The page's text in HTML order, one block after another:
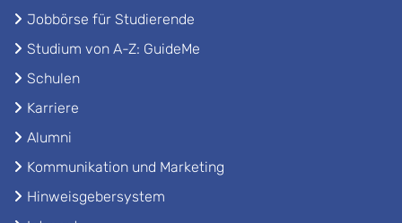
Jobbörse für Studierende
Studium von A-Z: GuideMe
Schulen
Karriere
Alumni
Kommunikation und Marketing
Hinweisgebersystem